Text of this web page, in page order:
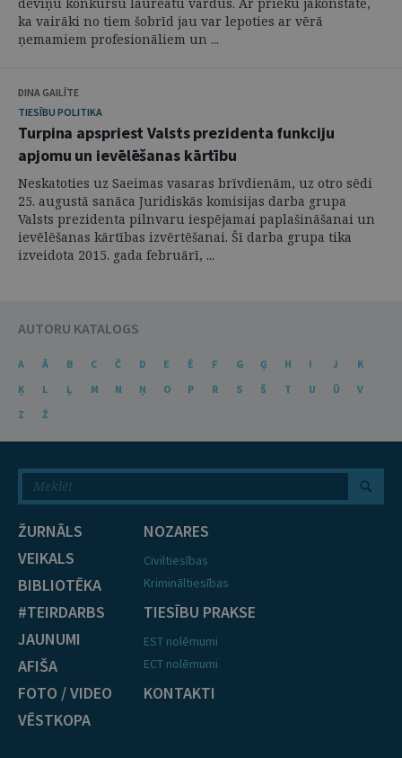
ka vairāki no tiem šobrīd jau var lepoties ar vērā
ņemamiem profesionāliem un ...
DINA GAILĪTE
TIESĪBU POLITIKA
Turpina apspriest Valsts prezidenta funkciju
apjomu un ievēlēšanas kārtību
Neskatoties uz Saeimas vasaras brīvdienām, uz otro sēdi
25. augustā sanāca Juridiskās komisijas darba grupa
Valsts prezidenta pilnvaru iespējamai paplašināšanai un
ievēlēšanas kārtības izvērtēšanai. Šī darba grupa tika
izveidota 2015. gada februārī, ...
AUTORU KATALOGS
A Ā B C Č D E Ē F G Ģ H I J
K
Ķ
L Ļ M N Ņ O P R S Š T U Ū
V
Z
Ž
ŽURNĀLS
VEIKALS
BIBLIOTĒKA
#TEIRDARBS
JAUNUMI
AFIŠA
FOTO / VIDEO
VĒSTKOPA
NOZARES
Civiltiesības
Krimināltiesības
TIESĪBU PRAKSE
EST nolēmumi
ECT nolēmumi
KONTAKTI